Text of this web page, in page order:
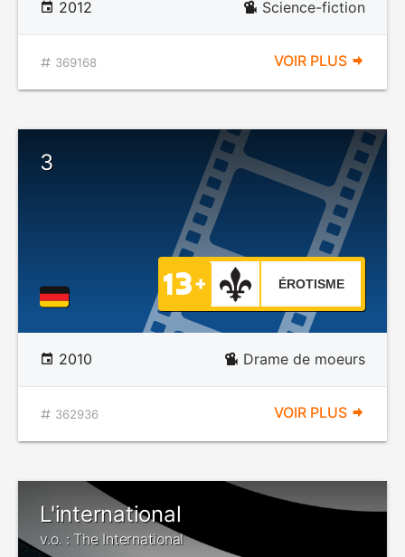
2012 Science-fiction
369168 VOIR PLUS
3
ÉROTISME
2010 Drame de moeurs
362936 VOIR PLUS
L'international
v.o. : The International